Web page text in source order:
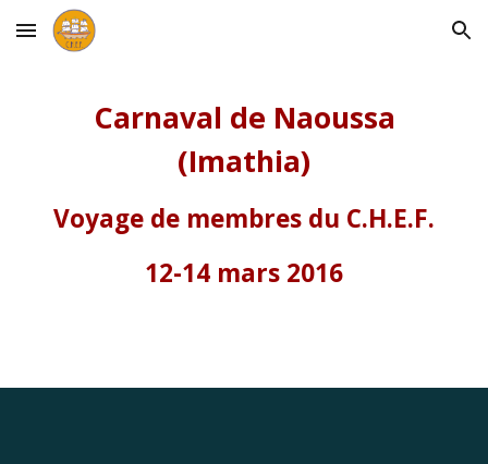
Skip to main content Skip to navigation
Carnaval de Naoussa
(Imathia)
Voyage de membres du C.H.E.F.
12-14 mars 2016